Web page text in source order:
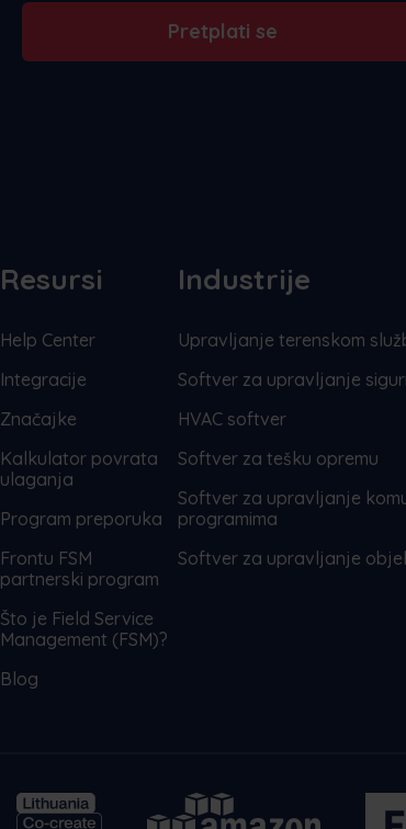
Pretplati se
Resursi
Help Center
Integracije
Značajke
Kalkulator povrata
ulaganja
Program preporuka
Frontu FSM
partnerski program
Što je Field Service
Management (FSM)?
Blog
Industrije
Upravljanje terenskom
Softver za upravljanje
HVAC softver
Softver za tešku opremu
Softver za upravljanje
programima
Softver za upravljanje